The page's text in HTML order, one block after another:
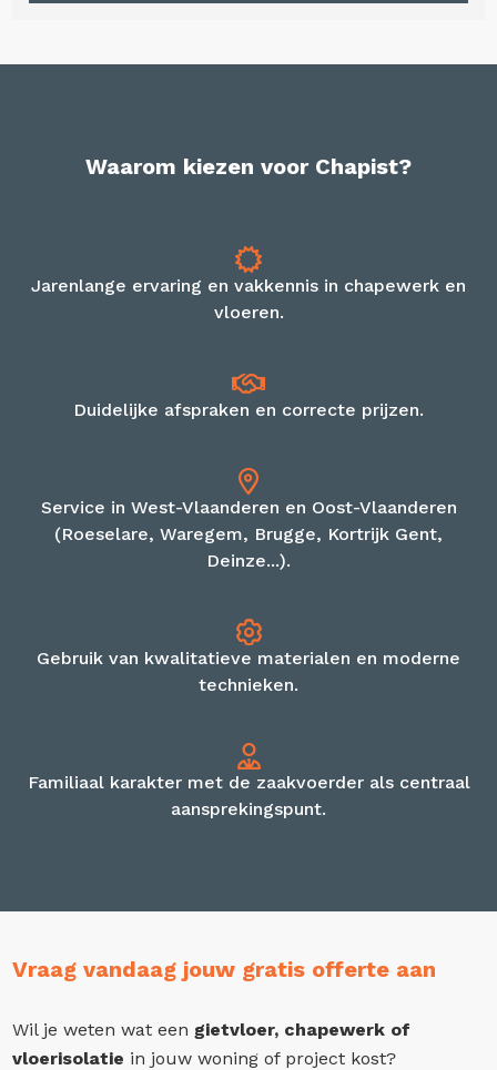
Waarom kiezen voor Chapist?
Jarenlange ervaring en vakkennis in chapewerk en
vloeren.
Duidelijke afspraken en correcte prijzen.
Service in West-Vlaanderen en Oost-Vlaanderen
(Roeselare, Waregem, Brugge, Kortrijk Gent,
Deinze...).
Gebruik van kwalitatieve materialen en moderne
technieken.
Familiaal karakter met de zaakvoerder als centraal
aansprekingspunt.
Vraag vandaag jouw gratis offerte aan
Wil je weten wat een gietvloer, chapewerk of
vloerisolatie in jouw woning of project kost?